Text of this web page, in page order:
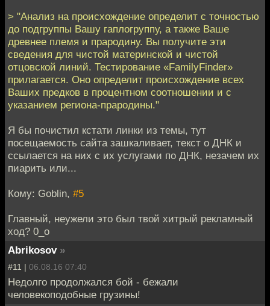
> "Анализ на происхождение определит с точностью
до подгруппы Вашу гаплогруппу, а также Ваше
древнее племя и прародину. Вы получите эти
сведения для чистой материнской и чистой
отцовской линий. Тестирование «FamilyFinder»
прилагается. Оно определит происхождение всех
Ваших предков в процентном соотношении и с
указанием региона-прародины."
Я бы почистил кстати линки из темы, тут
посещаемость сайта зашкаливает, текст о ДНК и
ссылается на них с их услугами по ДНК, незачем их
пиарить или...
Кому: Goblin, #5
Главный, неужели это был твой хитрый рекламный
ход? 0_о
Abrikosov »
#11 | 06.08.16 07:40
Недолго продолжался бой - бежали
человекоподобные грузины!